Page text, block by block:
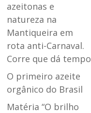
azeitonas e
natureza na
Mantiqueira em
rota anti-Carnaval.
Corre que dá tempo
O primeiro azeite
orgânico do Brasil
Matéria “O brilho